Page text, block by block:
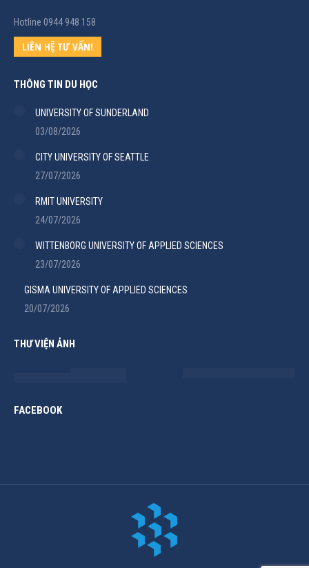
Hotline 0944 948 158
LIÊN HỆ TƯ VẤN!
THÔNG TIN DU HỌC
UNIVERSITY OF SUNDERLAND
03/08/2026
CITY UNIVERSITY OF SEATTLE
27/07/2026
RMIT UNIVERSITY
24/07/2026
WITTENBORG UNIVERSITY OF APPLIED SCIENCES
23/07/2026
GISMA UNIVERSITY OF APPLIED SCIENCES
20/07/2026
THƯ VIỆN ẢNH
FACEBOOK